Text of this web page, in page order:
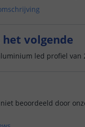
volgende
led profiel van
beoordeeld door